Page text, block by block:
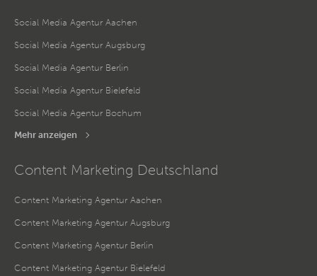
Social Media Agentur Aachen
Social Media Agentur Augsburg
Social Media Agentur Berlin
Social Media Agentur Bielefeld
Social Media Agentur Bochum
Mehr anzeigen
Content Marketing Deutschland
Content Marketing Agentur Aachen
Content Marketing Agentur Augsburg
Content Marketing Agentur Berlin
Content Marketing Agentur Bielefeld